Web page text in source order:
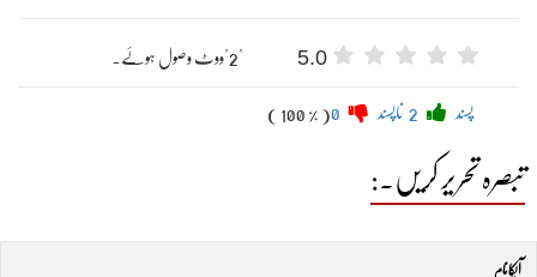
5.0 "2"ووٹ وصول ہوئے۔
پسند ناپسند ( 100 % )
تبصرہ تحریر کریں۔:
آپکا نام